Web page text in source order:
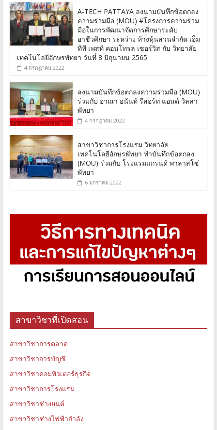
A-TECH PATTAYA ลงนามบันทึกข้อตกลง
ความร่วมมือ (MOU) #โครงการความร่วม
มือในการพัฒนาจัดการศึกษาระดับ
อาชีวศึกษา ระหว่าง ห้างหุ้นส่วนจำกัด เอ็ม
ทีพี เพสท์ คอนโทรล เซอร์วิส กับ วิทยาลัย
เทคโนโลยีอักษรพัทยา วันที่ 8 มิถุนายน 2565
4 กรกฎาคม 2022
ลงนามบันทึกข้อตกลงความร่วมมือ (MOU)
ร่วมกับ อาณา อนันท์ รีสอร์ท แอนด์ วิลล่า
พัทยา
4 กรกฎาคม 2022
สาขาวิชาการโรงแรม วิทยาลัย
เทคโนโลยีอักษรพัทยา ทำบันทึกข้อตกลง
(MOU) ร่วมกับ โรงแรมแกรนด์ พาลาสโซ่
พัทยา
6 มกราคม 2022
สาขาวิชาที่เปิดสอน
สาขาวิชาการตลาด
สาขาวิชาการบัญชี
สาขาวิชาคอมพิวเตอร์ธุรกิจ
สาขาวิชาการโรงแรม
สาขาวิชาช่างยนต์
สาขาวิชาช่างไฟฟ้ากำลัง